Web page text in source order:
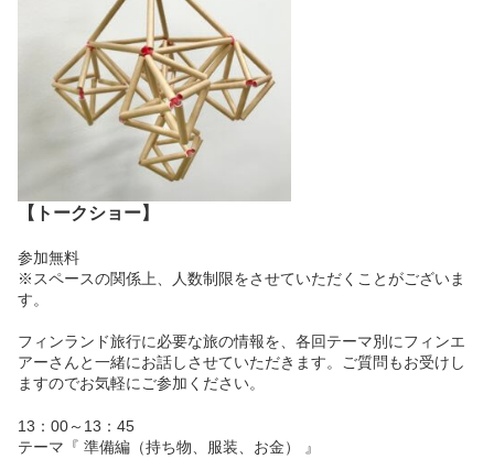
【トークショー】
参加無料
※スペースの関係上、人数制限をさせていただくことがございま
す。
フィンランド旅行に必要な旅の情報を、各回テーマ別にフィンエ
アーさんと一緒にお話しさせていただきます。ご質問もお受けし
ますのでお気軽にご参加ください。
13：00～13：45
テーマ『 準備編（持ち物、服装、お金） 』